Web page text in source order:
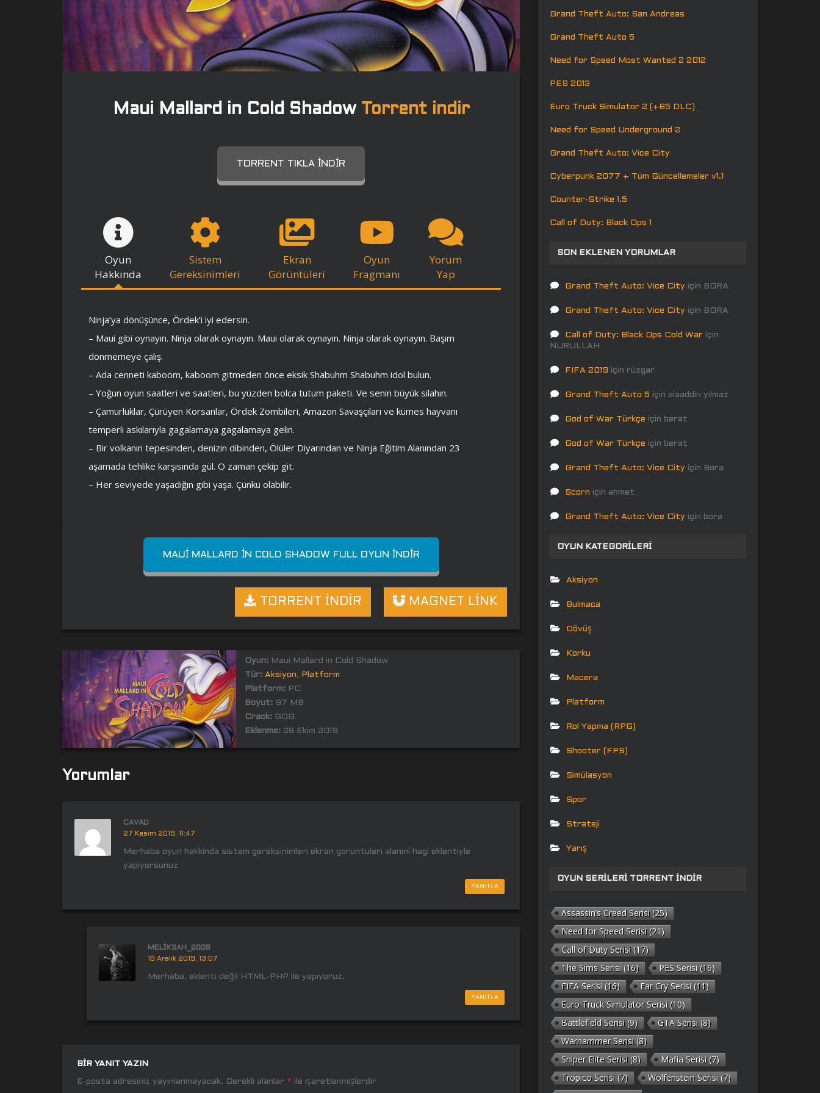
Maui Mallard in Cold Shadow Torrent indir
TORRENT TIKLA İNDIR
Oyun
Hakkında
Sistem
Gereksinimleri
Ekran
Görüntüleri
Oyun
Fragmanı
Yorum
Yap
Ninja’ya dönüşünce, Ördek’i iyi edersin.
– Maui gibi oynayın. Ninja olarak oynayın. Maui olarak oynayın. Ninja olarak oynayın. Başım
dönmemeye çalış.
– Ada cenneti kaboom, kaboom gitmeden önce eksik Shabuhm Shabuhm idol bulun.
– Yoğun oyun saatleri ve saatleri, bu yüzden bolca tutum paketi. Ve senin büyük silahın.
– Çamurluklar, Çürüyen Korsanlar, Ördek Zombileri, Amazon Savaşçıları ve kümes hayvanı
temperli askılarıyla gagalamaya gagalamaya gelin.
– Bir volkanın tepesinden, denizin dibinden, Ölüler Diyarından ve Ninja Eğitim Alanından 23
aşamada tehlike karşısında gül. O zaman çekip git.
– Her seviyede yaşadığın gibi yaşa. Çünkü olabilir.
MAUI MALLARD IN COLD SHADOW FULL OYUN İNDIR
MAGNET LİNK
TORRENT İNDİR
Oyun:Maui Mallard in Cold Shadow
Tür: Aksiyon,
Platform
Platform:PC
Boyut:97 MB
Crack:GOG
Eklenme:28 Ekim 2019
Yorumlar
CAVAD
27 Kasım 2019, 11:47
Merhaba oyun hakkinda sistem gereksinimleri ekran goruntuleri alanini hagi eklentiyle
yapiyorsunuz
YANITLA
MELIKSAH_2006
16 Aralık 2019, 13:07
Merhaba, eklenti değil HTML-PHP ile yapıyoruz.
YANITLA
BIR YANIT YAZIN
E-posta adresiniz yayınlanmayacak. Gerekli alanlar * ile işaretlenmişlerdir
Grand Theft Auto: San Andreas
Grand Theft Auto 5
Need for Speed Most Wanted 2 2012
PES 2013
Euro Truck Simulator 2 (+65 DLC)
Need for Speed Underground 2
Grand Theft Auto: Vice City
Cyberpunk 2077 + Tüm Güncellemeler v1.1
Counter-Strike 1.5
Call of Duty: Black Ops 1
SON EKLENEN YORUMLAR
Grand Theft Auto: Vice City için BORA
Grand Theft Auto: Vice City için BORA
Call of Duty: Black Ops Cold War için
NURULLAH
FIFA 2019 için rüzgar
Grand Theft Auto 5 için alaaddin yılmaz
God of War Türkçe için berat
God of War Türkçe için berat
Grand Theft Auto: Vice City için Bora
Scorn için ahmet
Grand Theft Auto: Vice City için bora
OYUN KATEGORILERI
Aksiyon
Bulmaca
Dövüş
Korku
Macera
Platform
Rol Yapma (RPG)
Shooter (FPS)
Simülasyon
Spor
Strateji
Yarış
OYUN SERILERI TORRENT İNDIR
Assassin’s Creed Serisi (25)
Need for Speed Serisi (21)
Call of Duty Serisi (17)
The Sims Serisi (16) PES Serisi (16)
FIFA Serisi (16) Far Cry Serisi (11)
Euro Truck Simulator Serisi (10)
Battlefield Serisi (9) GTA Serisi (8)
Warhammer Serisi (8)
Sniper Elite Serisi (8) Mafia Serisi (7)
Tropico Serisi (7) Wolfenstein Serisi (7)